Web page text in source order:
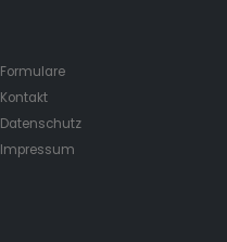
Formulare
Kontakt
Datenschutz
Impressum